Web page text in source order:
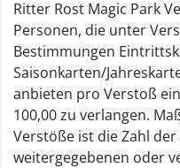
Ritter Rost Magic Park
Personen, die unter
Bestimmungen
Saisonkarten/
anbieten pro Verstoß
100,00 zu verlangen.
Verstöße ist die Zahl
weitergegebenen oder